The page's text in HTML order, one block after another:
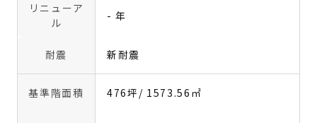
リニューア
ル
- 年
耐震 新耐震
基準階面積 476坪 / 1573.56㎡